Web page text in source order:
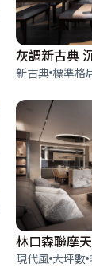
灰調新古典
新古典 標準格
現代風 大坪數